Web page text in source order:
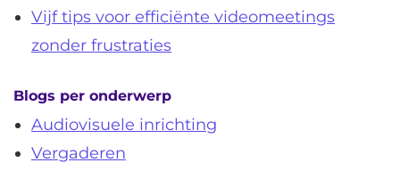
Vijf tips voor efficiënte videomeetings
zonder frustraties
Blogs per onderwerp
Audiovisuele inrichting
Vergaderen